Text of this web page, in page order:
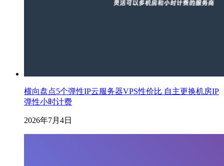
横向盘点5个弹性IP云服务器VPS性价比 自主更换机房IP
弹性小时计费
2026年7月4日